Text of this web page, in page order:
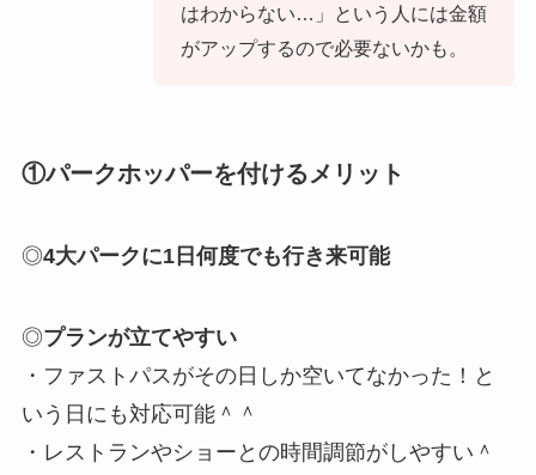
はわからない…」という人には金額
がアップするので必要ないかも。
①パークホッパーを付けるメリット
◎4大パークに1日何度でも行き来可能
◎プランが立てやすい
・ファストパスがその日しか空いてなかった！と
いう日にも対応可能＾＾
・レストランやショーとの時間調節がしやすい＾